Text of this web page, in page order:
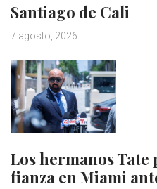
Santiago de Cali
7 agosto, 2026
Los hermanos
fianza en Miami